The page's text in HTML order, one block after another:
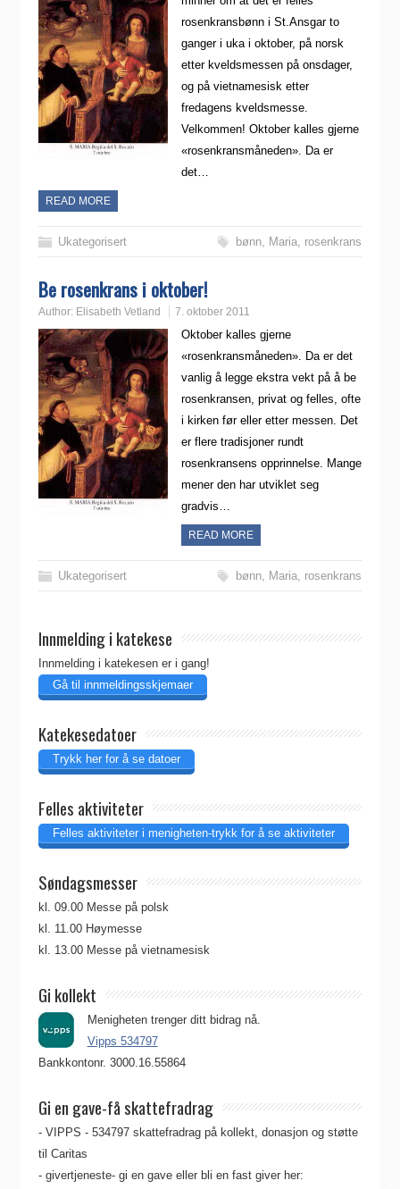
rosenkransbønn i St.Ansgar to
ganger i uka i oktober, på norsk
etter kveldsmessen på onsdager,
og på vietnamesisk etter
fredagens kveldsmesse.
Velkommen! Oktober kalles gjerne
«rosenkransmåneden». Da er
det…
READ MORE
Ukategorisert bønn Maria rosenkrans
Be rosenkrans i oktober!
Author: Elisabeth Vetland 7. oktober 2011
Oktober kalles gjerne
«rosenkransmåneden». Da er det
vanlig å legge ekstra vekt på å be
rosenkransen, privat og felles, ofte
i kirken før eller etter messen. Det
er flere tradisjoner rundt
rosenkransens opprinnelse. Mange
mener den har utviklet seg
gradvis…
READ MORE
Ukategorisert bønn Maria rosenkrans
Innmelding i katekese
Innmelding i katekesen er i gang!
Gå til innmeldingsskjemaer
Katekesedatoer
Trykk her for å se datoer
Felles aktiviteter
Felles aktiviteter i menigheten-trykk for å se aktiviteter
Søndagsmesser
kl. 09.00 Messe på polsk
kl. 11.00 Høymesse
kl. 13.00 Messe på vietnamesisk
Gi kollekt
Menigheten trenger ditt bidrag nå.
Vipps 534797
Bankkontonr. 3000.16.55864
Gi en gave-få skattefradrag
- VIPPS - 534797 skattefradrag på kollekt, donasjon og støtte
til Caritas
- givertjeneste- gi en gave eller bli en fast giver her: